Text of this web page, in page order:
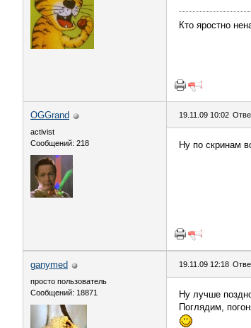
Кто яростно
OGGrand
activist
Сообщений: 218
19.11.09 10:02
Ну по скринам
ganymed
просто пользователь
Сообщений: 18871
19.11.09 12:18
Ну лучше
Поглядим,